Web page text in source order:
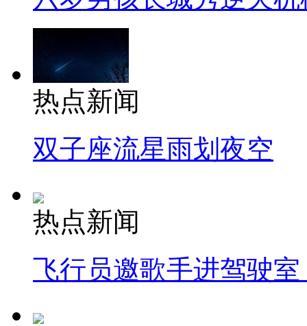
热点新闻
双子座流星雨划夜空
热点新闻
飞行员邀歌手进驾驶